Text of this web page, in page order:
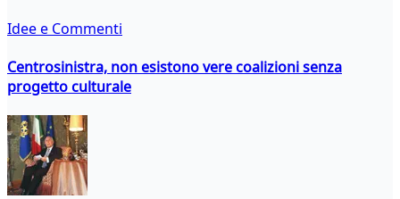
Idee e Commenti
Centrosinistra, non esistono vere coalizioni senza
progetto culturale